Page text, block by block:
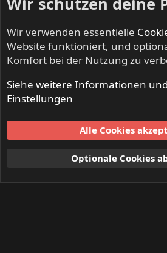
Mitglieder
Nutzungsbedingungen
S
Wir verwenden essentielle
Website funktioniert, und
Komfort bei der Nutzung zu
Siehe weitere Informationen
Einstellungen
Alle Cookies
Optionale Cookies